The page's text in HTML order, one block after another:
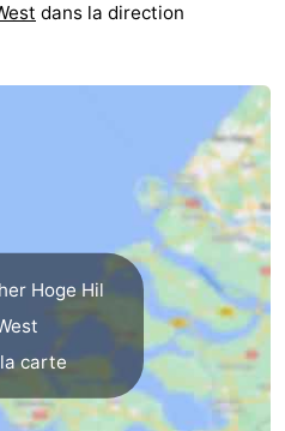
dans la direction
Hoge Hil
carte